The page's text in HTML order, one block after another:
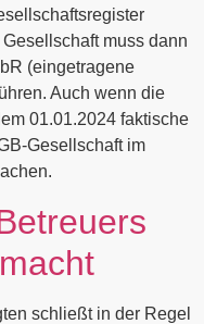
muss dann
(eingetragene
Auch wenn die
01.01.2024 faktische
Gesellschaft im
schließt in der Regel